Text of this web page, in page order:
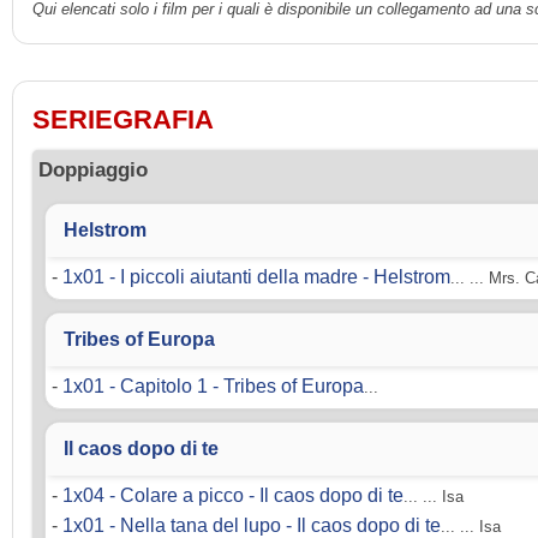
Qui elencati solo i film per i quali è disponibile un collegamento ad una
SERIEGRAFIA
Doppiaggio
Helstrom
- 1x01 - I piccoli aiutanti della madre - Helstrom... ... Mrs.
Tribes of Europa
- 1x01 - Capitolo 1 - Tribes of Europa...
Il caos dopo di te
- 1x04 - Colare a picco - Il caos dopo di te... ... Isa
- 1x01 - Nella tana del lupo - Il caos dopo di te... ... Isa